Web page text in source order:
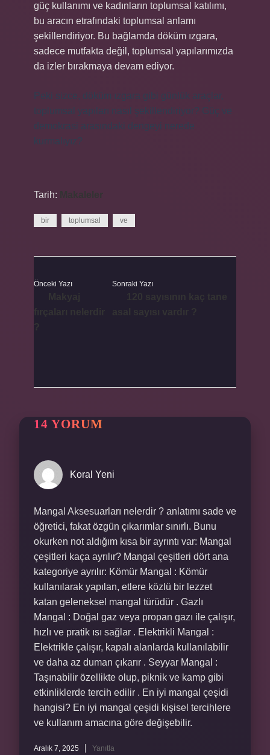
güç kullanımı ve kadınların toplumsal katılımı,
bu aracın etrafındaki toplumsal anlamı
şekillendiriyor. Bu bağlamda döküm ızgara,
sadece mutfakta değil, toplumsal yapılarımızda
da izler bırakmaya devam ediyor.
Peki sizce, döküm ızgara gibi günlük araçlar,
toplumsal yapıları nasıl şekillendiriyor? Güç ve
demokrasi arasındaki dengeyi nerede
kurmalıyız?
Tarih: Makaleler
bir toplumsal ve
Önceki Yazı Sonraki Yazı
14 YORUM
Koral Yeni
Mangal Aksesuarları nelerdir ? anlatımı sade ve
öğretici, fakat özgün çıkarımlar sınırlı. Bunu
okurken not aldığım kısa bir ayrıntı var: Mangal
çeşitleri kaça ayrılır? Mangal çeşitleri dört ana
kategoriye ayrılır: Kömür Mangal : Kömür
kullanılarak yapılan, etlere közlü bir lezzet
katan geleneksel mangal türüdür . Gazlı
Mangal : Doğal gaz veya propan gazı ile çalışır,
hızlı ve pratik ısı sağlar . Elektrikli Mangal :
Elektrikle çalışır, kapalı alanlarda kullanılabilir
ve daha az duman çıkarır . Seyyar Mangal :
Taşınabilir özellikte olup, piknik ve kamp gibi
etkinliklerde tercih edilir . En iyi mangal çeşidi
hangisi? En iyi mangal çeşidi kişisel tercihlere
ve kullanım amacına göre değişebilir.
Aralık 7, 2025 Yanıtla